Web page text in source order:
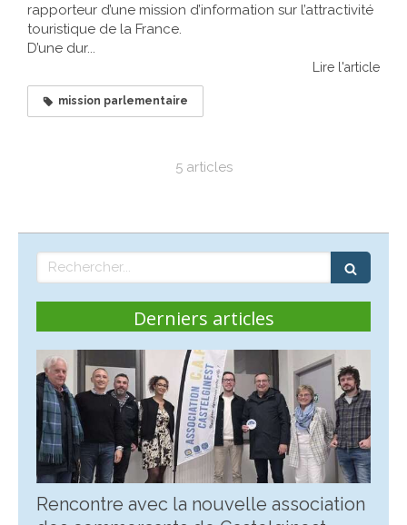
rapporteur d’une mission d’information sur l’attractivité
touristique de la France.
D’une dur...
Lire l'article
mission parlementaire
5 articles
Rechercher
Derniers articles
Rencontre avec la nouvelle association